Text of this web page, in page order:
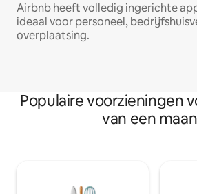
Airbnb heeft volledig ingerichte
ideaal voor personeel,
overplaatsing.
Populaire voorzieningen
van een